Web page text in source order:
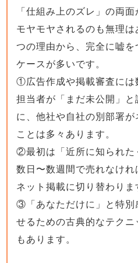
「仕組み上のズレ」の両面
モヤモヤされるのも無理
つの理由から、完全に嘘
ケースが多いです。
①広告作成や掲載審査には
担当者が「まだ未公開」
に、他社や自社の別部署
ことは多々あります。
②最初は「近所に知られた
数日〜数週間で売れなけ
ネット掲載に切り替わりま
③「あなただけに」と特別
せるための古典的なテク
もあります。